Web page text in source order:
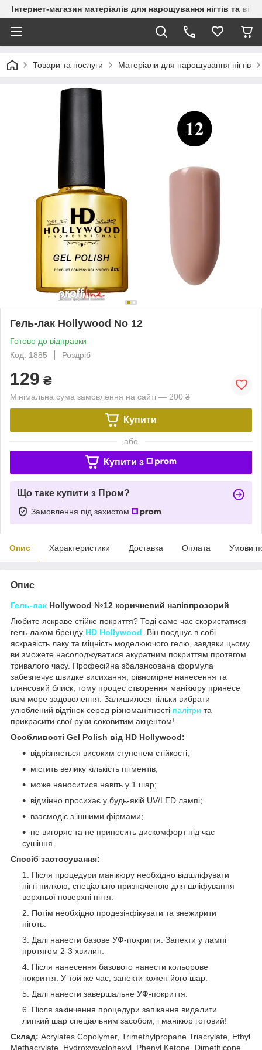
Інтернет-магазин матеріалів для нарощування нігтів та вій
Товари та послуги Матеріали для нарощування нігтів
Гель-лак Hollywood No 12
Готово до відправки
Код: 1885
Роздріб
129 ₴
Мінімальна сума замовлення на сайті — 200 ₴
Купити
або
Купити з
Що таке купити з Пром?
Замовлення під захистом
Опис Характеристики Доставка Оплата Умови
Опис
Гель-лак Hollywood №12 коричневий напівпрозорий
Любите яскраве стійке покриття? Тоді саме час скористатися
гель-лаком бренду HD Hollywood . Він поєднує в собі
яскравість лаку та міцність моделюючого гелю, завдяки цьому
ви зможете насолоджуватися акуратним покриттям протягом
тривалого часу. Професійна збалансована формула
забезпечує швидке висихання, рівномірне нанесення та
глянсовий блиск, тому процес створення манікюру принесе
вам море задоволення. Залишилося тільки вибрати
улюблений відтінок серед різноманітності палітри та
прикрасити свої руки соковитим акцентом!
Особливості Gel Polish від HD Hollywood:
відрізняється високим ступенем стійкості;
містить велику кількість пігментів;
може наноситися навіть у 1 шар;
відмінно просихає у будь-якій UV/LED лампі;
взаємодіє з іншими фірмами;
не вигоряє та не приносить дискомфорт під час
сушіння.
Спосіб застосування:
Після процедури манікюру необхідно відшліфувати
нігті пилкою, спеціально призначеною для шліфування
верхньої поверхні нігтя.
Потім необхідно продезінфікувати та знежирити
ніготь.
Далі нанести базове УФ-покриття. Запекти у лампі
протягом 2-3 хвилин.
Після нанесення базового нанести кольорове
покриття. У той же час, запекти кожен його шар.
Далі нанести завершальне УФ-покриття.
Після закінчення процедури запікання видалити
липкий шар спеціальним засобом, і манікюр готовий!
Склад: Acrylates Copolymer, Trimethylpropane Triacrylate, Ethyl
Methacrylate, Hydroxycyclohexyl, Phenyl Ketone, Dimethicone,